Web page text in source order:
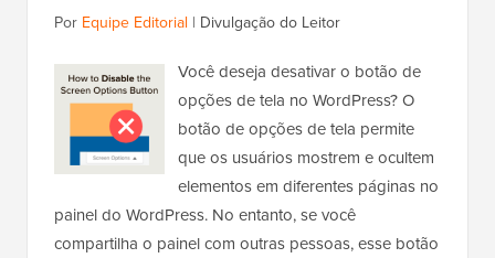
Por Equipe Editorial | Divulgação do Leitor
Você deseja desativar o botão de
opções de tela no WordPress? O
botão de opções de tela permite
que os usuários mostrem e ocultem
elementos em diferentes páginas no
painel do WordPress. No entanto, se você
compartilha o painel com outras pessoas, esse botão